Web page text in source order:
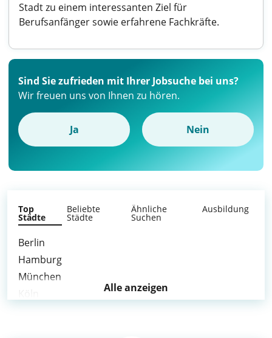
Stadt zu einem interessanten Ziel für
Berufsanfänger sowie erfahrene Fachkräfte.
Sind Sie zufrieden mit Ihrer Jobsuche bei uns?
Wir freuen uns von Ihnen zu hören.
Ja Nein
Top
Städte
Beliebte
Städte
Ähnliche
Suchen
Ausbildung
Berlin
Hamburg
München
Alle anzeigen